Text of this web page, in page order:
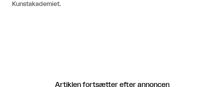
Kunstakademiet.
Artiklen fortsætter efter annoncen